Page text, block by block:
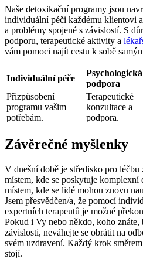
Naše detoxikační programy jsou
individuální péči každému klientovi
a problémy spojené s závislostí. S
podporu, terapeutické aktivity a
vám pomoci najít cestu k sobě
Individuální péče
Psychologická
podpora
Přizpůsobení
programu vašim
potřebám.
Terapeutické
konzultace a
podpora.
Závěrečné myšlenky
V dnešní době je středisko pro
místem, kde se poskytuje komplexní
místem, kde se lidé mohou znovu
Jsem přesvědčen/a, že pomocí
expertních terapeutů je možné
Pokud i Vy nebo někdo, koho
závislosti, neváhejte se obrátit na
svém uzdravení. Každý krok
stojí.